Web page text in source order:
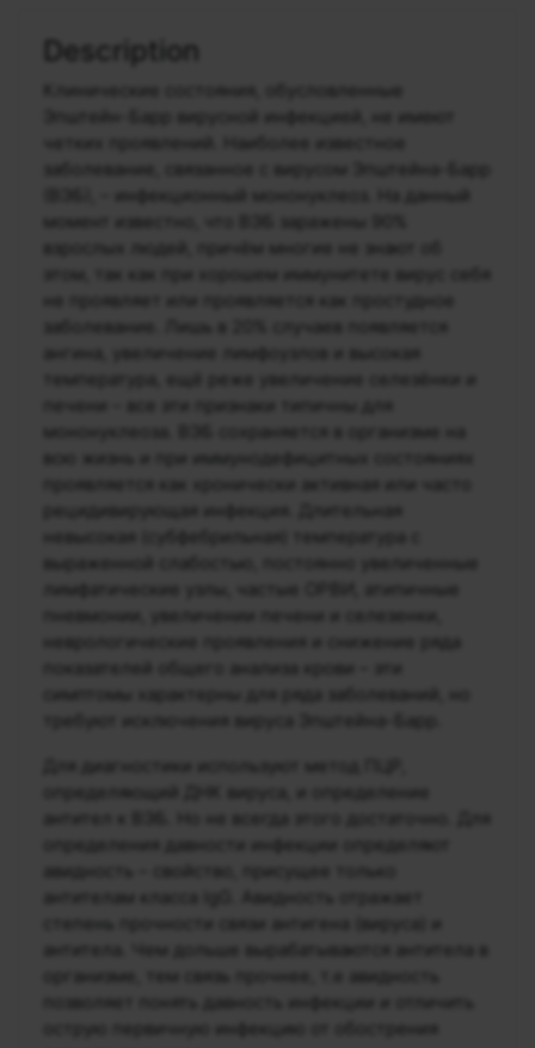
Description
Эпштейн-Барр вирусной инфекцией, не имеют
четких проявлений. Наиболее известное
заболевание, связанное с вирусом Эпштейна-Барр
(ВЭБ), – инфекционный мононуклеоз. На данный
момент известно, что ВЭБ заражены 90%
взрослых людей, причём многие не знают об
этом, так как при хорошем иммунитете вирус себя
не проявляет или проявляется как простудное
заболевание. Лишь в 20% случаев появляется
ангина, увеличение лимфоузлов и высокая
температура, ещё реже увеличение селезёнки и
печени – все эти признаки типичны для
мононуклеоза. ВЭБ сохраняется в организме на
всю жизнь и при иммунодефицитных состояниях
проявляется как хронически активная или часто
выраженной слабостью, постоянно увеличенные
пневмонии, увеличении печени и селезенки,
неврологические проявления и снижение ряда
показателей общего анализа крови – эти
симптомы характерны для ряда заболеваний, но
требуют исключения вируса Эпштейна-Барр.
Для диагностики используют метод ПЦР,
определяющий ДНК вируса, и определение
антител к ВЭБ. Но не всегда этого достаточно. Для
определения давности инфекции определяют
авидность – свойство, присущее только
антителам класса IgG. Авидность отражает
степень прочности связи антигена (вируса) и
антитела. Чем дольше вырабатываются антитела в
организме, тем связь прочнее, т.е авидность
позволяет понять давность инфекции и отличить
острую первичную инфекцию от обострения